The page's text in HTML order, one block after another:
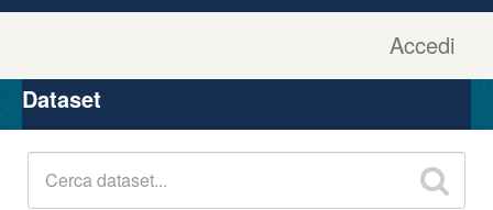
Accedi
Organizzazioni
Gruppi
Dataset